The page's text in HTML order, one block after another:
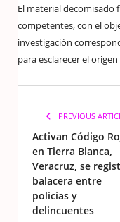
El material decomisado
competentes, con el
investigación
para esclarecer el
PREVIOUS
Activan Código
en Tierra Blanca,
Veracruz, se
balacera entre
policías y
delincuentes